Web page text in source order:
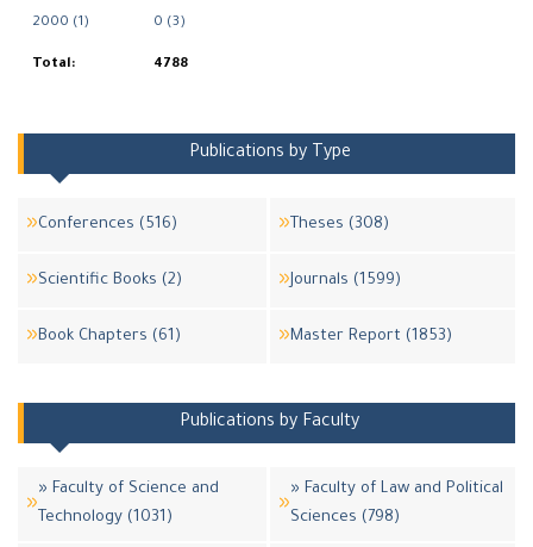
2000 (1) 0 (3)
Total: 4788
Publications by Type
Conferences (516) Theses (308)
Scientific Books (2) Journals (1599)
Book Chapters (61) Master Report (1853)
Publications by Faculty
» Faculty of Science and
Technology (1031)
» Faculty of Law and Political
Sciences (798)